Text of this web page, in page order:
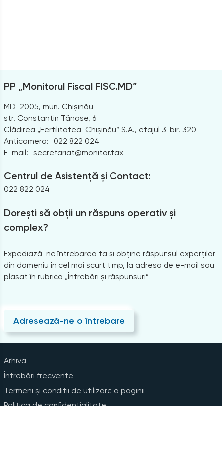
PP „Monitorul Fiscal FISC.MD”
MD-2005, mun. Chișinău
str. Constantin Tănase, 6
Clădirea „Fertilitatea-Chișinău” S.A., etajul 3, bir. 320
Anticamera:
022 822 024
E-mail: secretariat@monitor.tax
Centrul de Asistență și Contact:
022 822 024
Dorești să obții un răspuns operativ și
complex?
Expediază-ne întrebarea ta și obține răspunsul experților
din domeniu în cel mai scurt timp, la adresa de e-mail sau
plasat în rubrica „Întrebări și răspunsuri”
Adresează-ne o întrebare
Arhiva
Întrebări frecvente
Termeni și condiții de utilizare a paginii
Politica de confidențialitate